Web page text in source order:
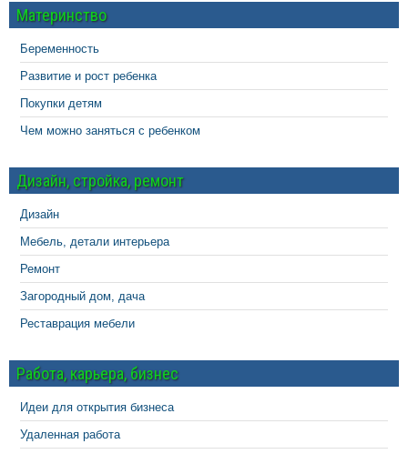
Материнство
Беременность
Развитие и рост ребенка
Покупки детям
Чем можно заняться с ребенком
Дизайн, стройка, ремонт
Дизайн
Мебель, детали интерьера
Ремонт
Загородный дом, дача
Реставрация мебели
Работа, карьера, бизнес
Идеи для открытия бизнеса
Удаленная работа